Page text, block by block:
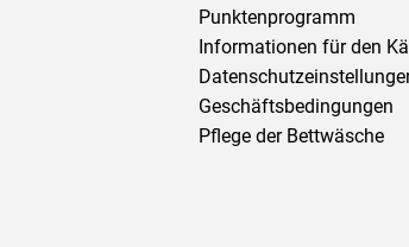
Punktenprogramm
Informationen für den
Geschäftsbedingungen
Pflege der Bettwäsche